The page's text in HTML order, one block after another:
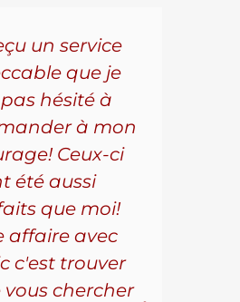
un service
que je
hésité à
à mon
Ceux-ci
été aussi
que moi!
affaire avec
c'est trouver
vous chercher